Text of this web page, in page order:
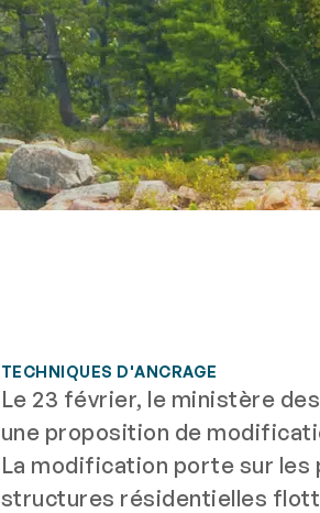
TECHNIQUES D'ANCRAGE
Le 23 février, le ministère
une proposition de
La modification porte sur les
structures résidentielles